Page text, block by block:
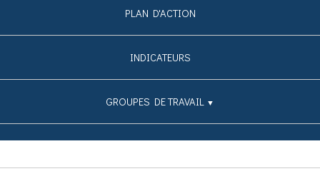
PLAN D'ACTION
INDICATEURS
GROUPES DE TRAVAIL ▼